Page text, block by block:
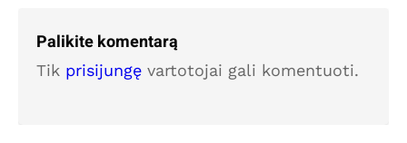
Palikite komentarą
Tik prisijungę vartotojai gali komentuoti.